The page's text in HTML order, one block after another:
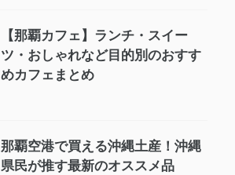
【那覇カフェ】ランチ・スイー
ツ・おしゃれなど目的別のおすす
めカフェまとめ
那覇空港で買える沖縄土産！沖縄
県民が推す最新のオススメ品